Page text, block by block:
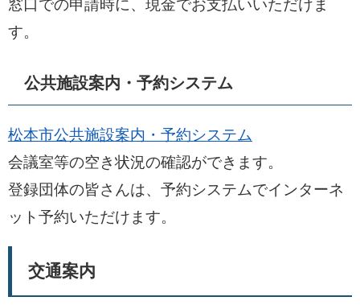
窓口での申請時に、現金でお支払いいただけま
す。
公共施設案内・予約システム
松本市公共施設案内・予約システム
会議室等の空き状況の確認ができます。
登録団体の皆さんは、予約システムでインターネ
ット予約いただけます。
交通案内